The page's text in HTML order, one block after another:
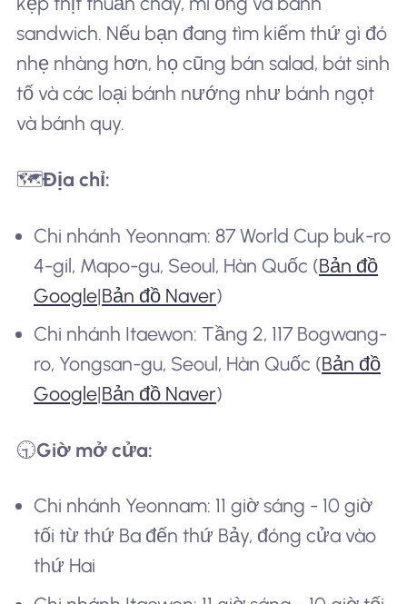
sandwich. Nếu bạn đang tìm kiếm thứ gì đó
nhẹ nhàng hơn, họ cũng bán salad, bát sinh
tố và các loại bánh nướng như bánh ngọt
và bánh quy.
🗺️Địa chỉ:
Chi nhánh Yeonnam: 87 World Cup buk-ro
4-gil, Mapo-gu, Seoul, Hàn Quốc (Bản đồ
Google|Bản đồ Naver)
Chi nhánh Itaewon: Tầng 2, 117 Bogwang-
ro, Yongsan-gu, Seoul, Hàn Quốc (Bản đồ
Google|Bản đồ Naver)
🕤Giờ mở cửa:
Chi nhánh Yeonnam: 11 giờ sáng - 10 giờ
tối từ thứ Ba đến thứ Bảy, đóng cửa vào
thứ Hai